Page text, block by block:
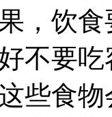
，饮
不要
些食